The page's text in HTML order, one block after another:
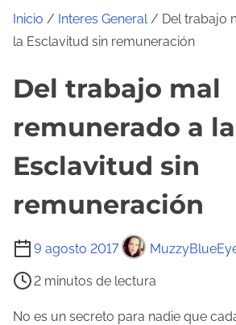
Inicio / Interes General/ Del trabajo
la Esclavitud sin remuneración
Del trabajo mal
remunerado a la
Esclavitud sin
remuneración
9 agosto 2017
T
e
m
2 minutos de lectura
No es un secreto para nadie que